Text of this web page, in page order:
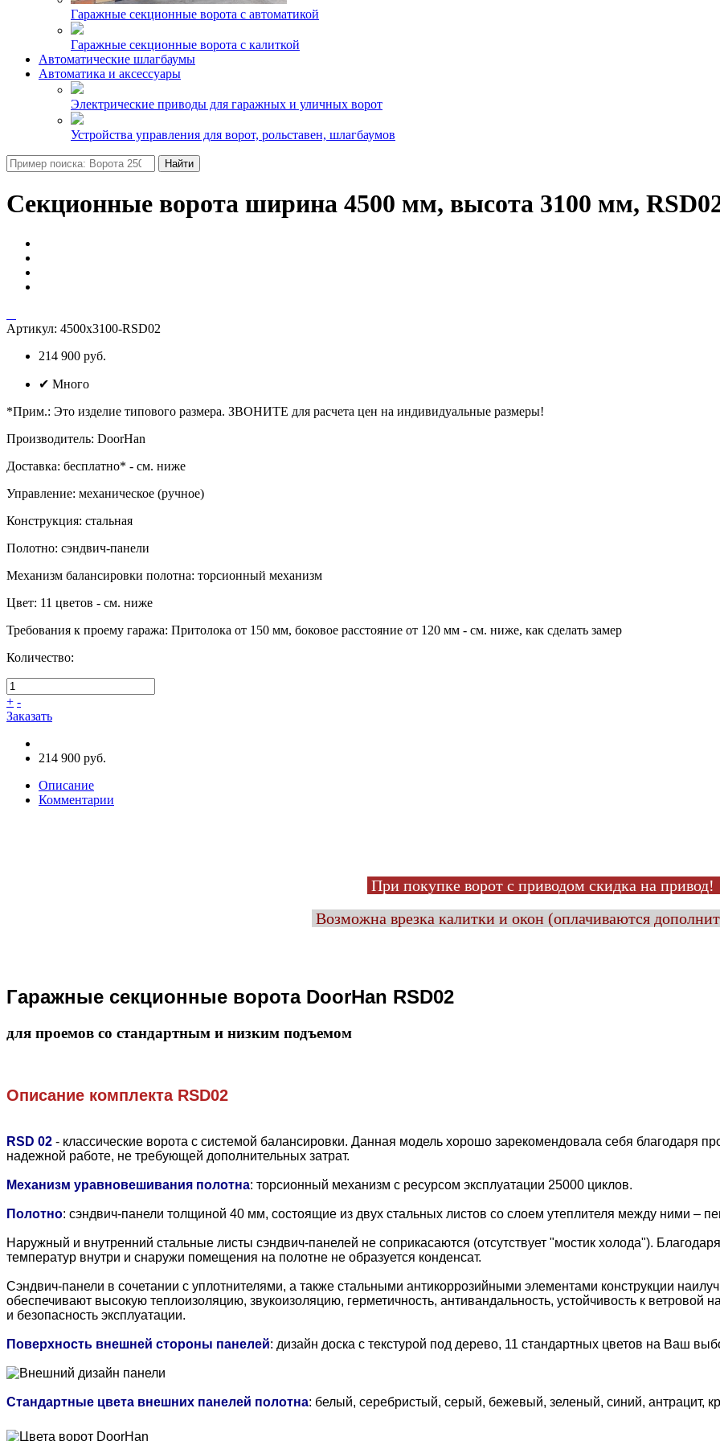
Гаражные секционные ворота с автоматикой
Гаражные секционные ворота с калиткой
Автоматические шлагбаумы
Автоматика и аксессуары
Электрические приводы для гаражных и уличных ворот
Устройства управления для ворот, рольставен, шлагбаумов
Найти
Секционные ворота ширина 4500 мм, высота 3100 мм,
Артикул: 4500х3100-RSD02
214 900 руб.
✔ Много
*Прим.: Это изделие типового размера. ЗВОНИТЕ для расчета цен на индивидуальные размеры!
Производитель: DoorHan
Доставка: бесплатно* - см. ниже
Управление: механическое (ручное)
Конструкция: стальная
Полотно: сэндвич-панели
Механизм балансировки полотна: торсионный механизм
Цвет: 11 цветов - см. ниже
Требования к проему гаража: Притолока от 150 мм, боковое расстояние от 120 мм - см. ниже, как сделать замер
Количество:
+ -
Заказать
214 900 руб.
Описание
Комментарии
При покупке ворот с приводом скидка на привод!
Возможна врезка калитки и окон (оплачиваются
Гаражные секционные ворота DoorHan RSD02
для проемов со стандартным и низким подъемом
Описание комплекта RSD02
RSD 02 - классические ворота с системой балансировки. Данная модель хорошо зарекомендовала себя благодаря
надежной работе, не требующей дополнительных затрат.
Механизм уравновешивания полотна: торсионный механизм с ресурсом эксплуатации 25000 циклов.
Полотно: сэндвич-панели толщиной 40 мм, состоящие из двух стальных листов со слоем утеплителя между ними –
Наружный и внутренний стальные листы сэндвич-панелей не соприкасаются (отсутствует "мостик холода").
температур внутри и снаружи помещения на полотне не образуется конденсат.
Сэндвич-панели в сочетании с уплотнителями, а также стальными антикоррозийными элементами конструкции
обеспечивают высокую теплоизоляцию, звукоизоляцию, герметичность, антивандальность, устойчивость к ветровой
и безопасность эксплуатации.
Поверхность внешней стороны панелей: дизайн доска с текстурой под дерево, 11 стандартных цветов на Ваш
Стандартные цвета внешних панелей полотна: белый, серебристый, серый, бежевый, зеленый, синий, антрацит,